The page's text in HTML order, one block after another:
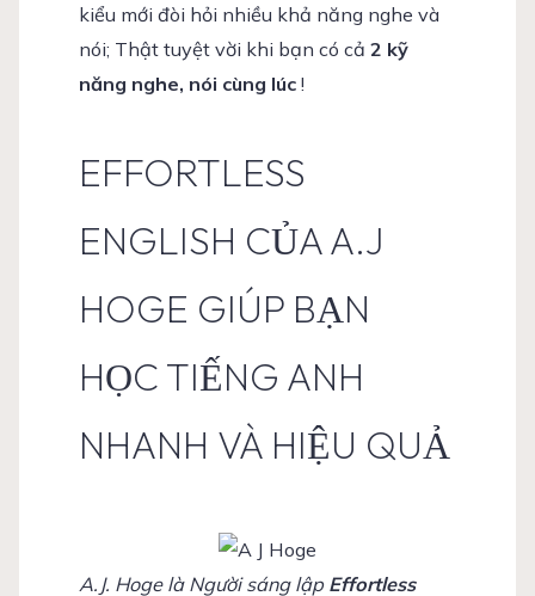
kiểu mới đòi hỏi nhiều khả năng nghe và
nói; Thật tuyệt vời khi bạn có cả2 kỹ
năng nghe, nói cùng lúc !
EFFORTLESS
ENGLISH CỦA A.J
HOGE GIÚP BẠN
HỌC TIẾNG ANH
NHANH VÀ HIỆU QUẢ
A.J. Hoge là Người sáng lập Effortless